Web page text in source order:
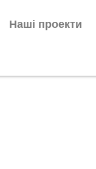
Наші проекти